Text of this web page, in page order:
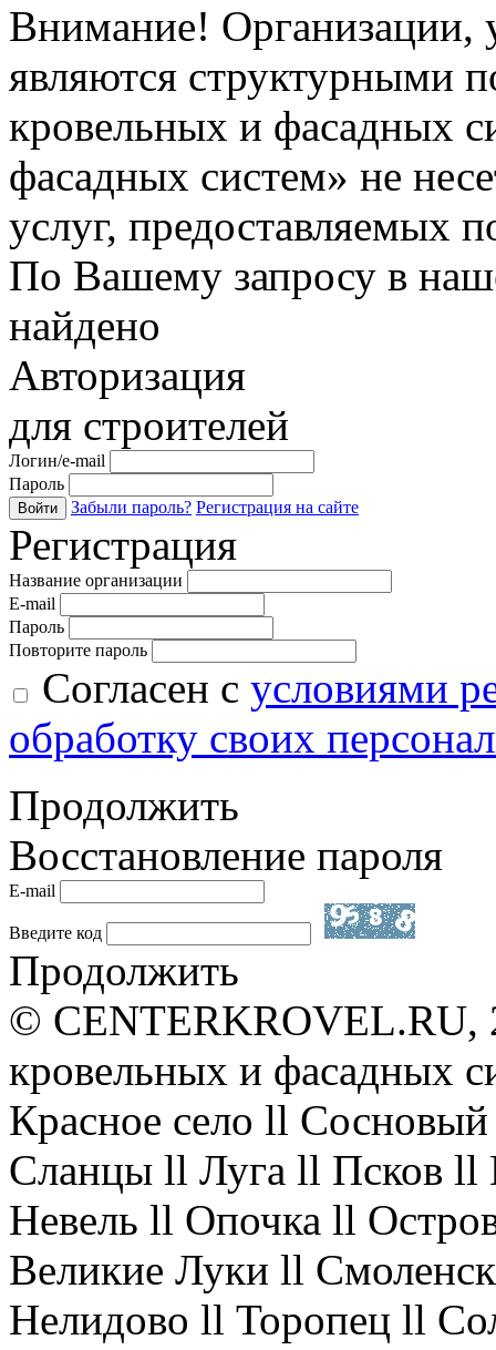
Внимание! Организации,
являются структурными
кровельных и фасадных
фасадных систем» не
услуг, предоставляемых
По Вашему запросу в
найдено
Авторизация
для строителей
Логин/e-mail
Пароль
Войти Забыли пароль? Регистрация на сайте
Регистрация
Название организации
E-mail
Пароль
Повторите пароль
Согласен с условиями
обработку своих
Продолжить
Восстановление пароля
E-mail
Введите код
Продолжить
© CENTERKROVEL.RU,
кровельных и фасадных
Красное село ll
Сланцы ll Луга ll Псков
Невель ll Опочка ll
Великие Луки ll
Нелидово ll Торопец ll